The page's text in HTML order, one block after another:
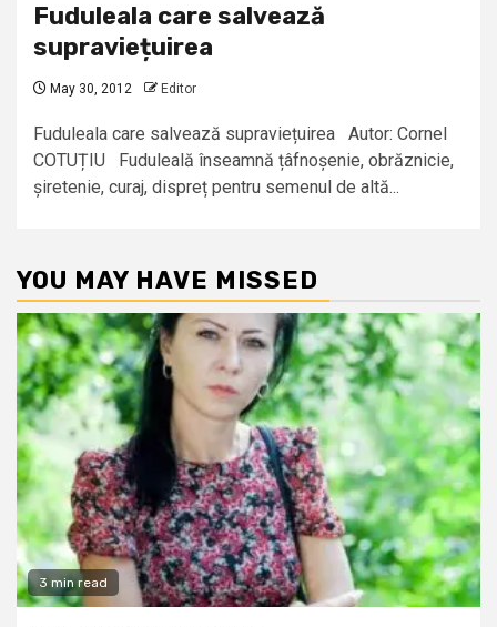
Fuduleala care salvează
supraviețuirea
May 30, 2012 Editor
Fuduleala care salvează supraviețuirea Autor: Cornel
COTUȚIU Fuduleală înseamnă țâfnoșenie, obrăznicie,
șiretenie, curaj, dispreț pentru semenul de altă...
YOU MAY HAVE MISSED
3 min read